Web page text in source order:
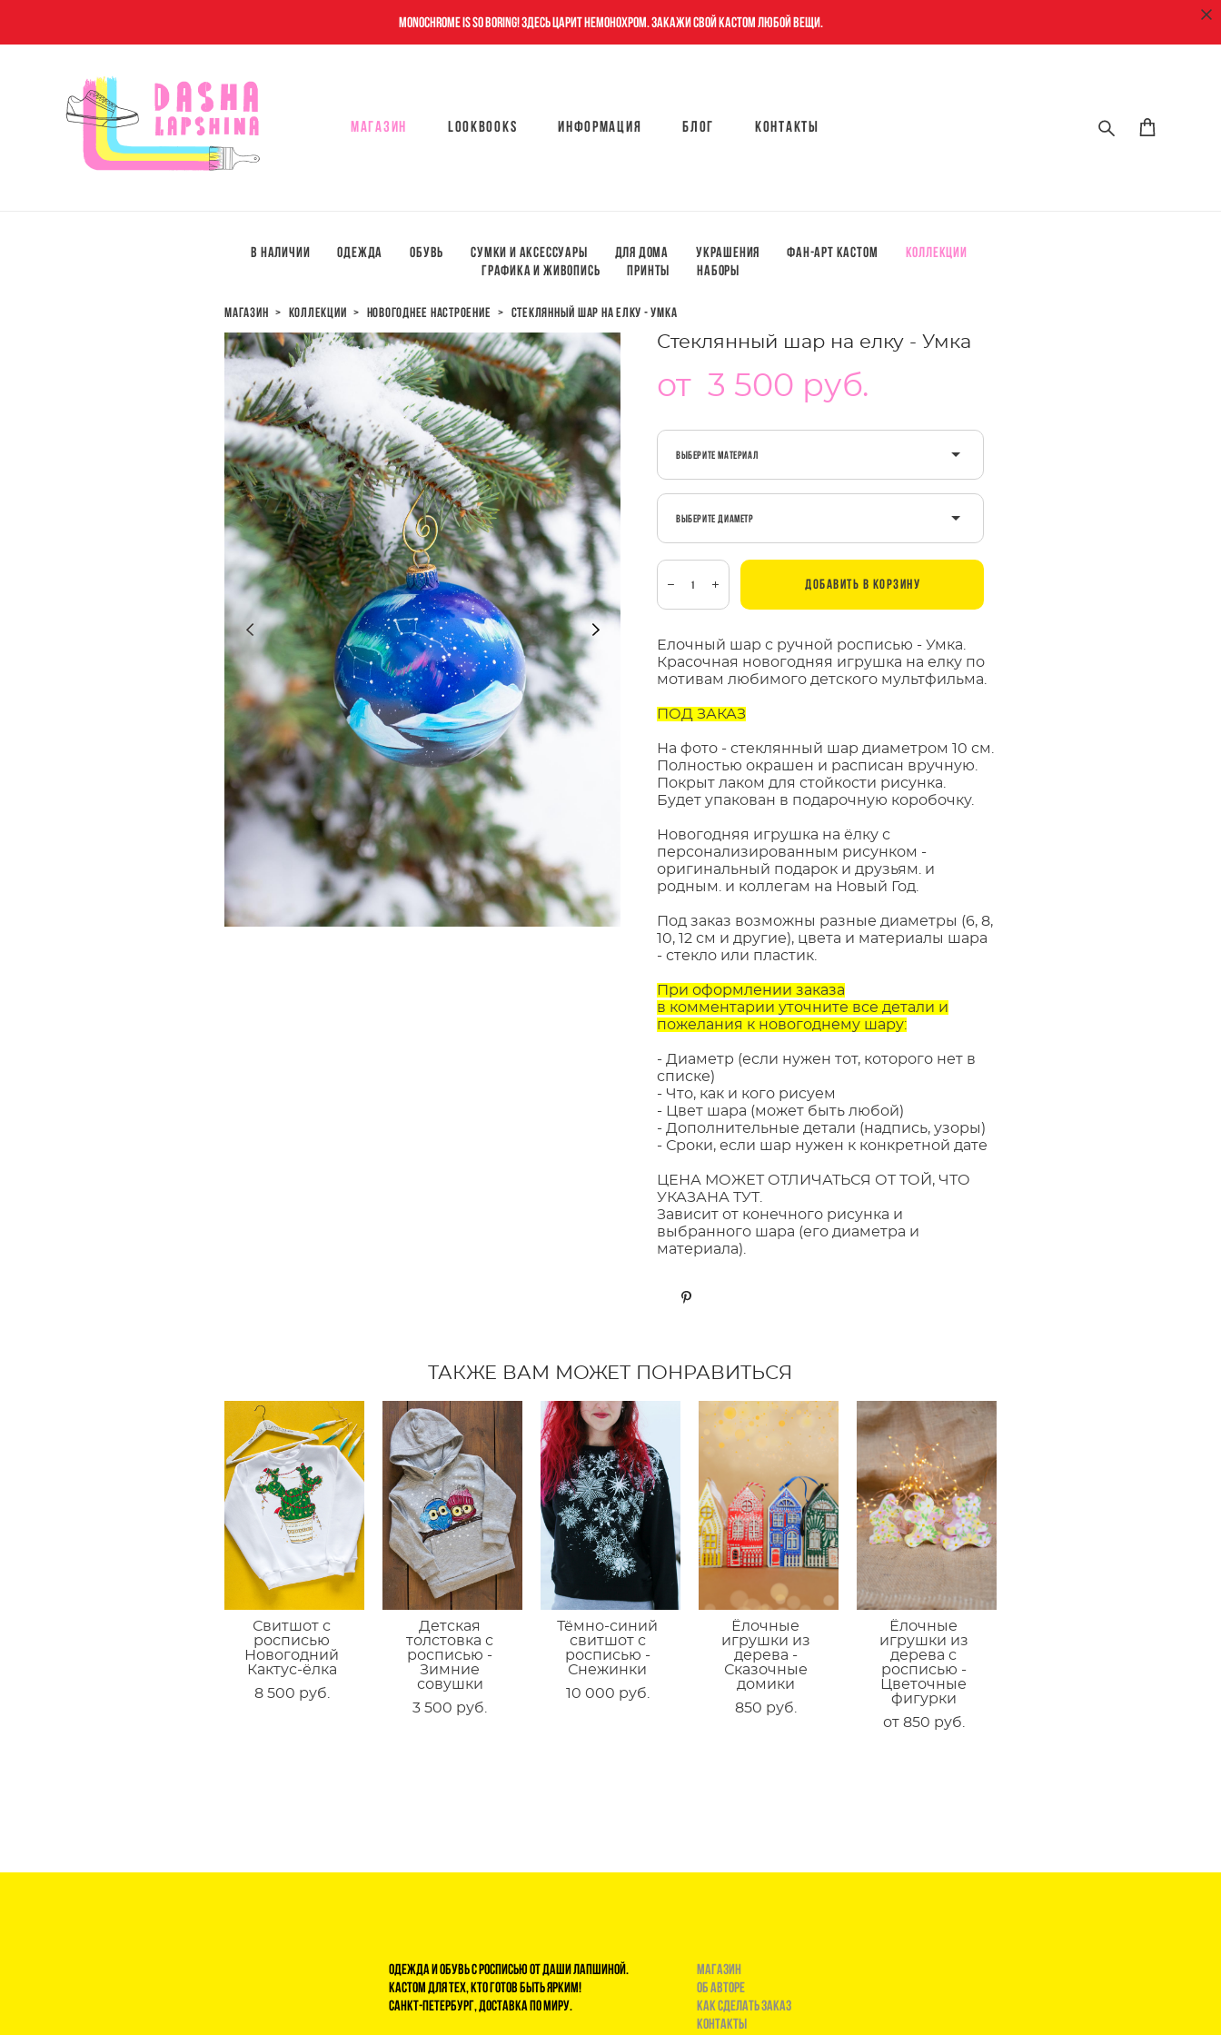
Monochrome is so boring! Здесь царит немонохром. Закажи свой кастом любой вещи.
МАГАЗИН Lookbooks Информация Блог Контакты
В наличии Одежда Обувь Сумки и аксессуары Для дома Украшения Фан-арт кастом
Коллекции
ГРАФИКА И ЖИВОПИСЬ
ПРИНТЫ НАБОРЫ
магазин > коллекции > новогоднее настроение > стеклянный шар на елку - умка
Стеклянный шар на елку - Умка
от 3 500 pуб.
Выберите Материал
Выберите Диаметр
ДОБАВИТЬ В КОРЗИНУ
Елочный шар с ручной росписью - Умка.
Красочная новогодняя игрушка на елку по
мотивам любимого детского мультфильма.
ПОД ЗАКАЗ
На фото - стеклянный шар диаметром 10 см.
Полностью окрашен и расписан вручную.
Покрыт лаком для стойкости рисунка.
Будет упакован в подарочную коробочку.
Новогодняя игрушка на ёлку с
персонализированным рисунком -
оригинальный подарок и друзьям. и
родным. и коллегам на Новый Год.
Под заказ возможны разные диаметры (6, 8,
10, 12 см и другие), цвета и материалы шара
- стекло или пластик.
При оформлении заказа
в комментарии уточните все детали и
пожелания к новогоднему шару:
- Диаметр (если нужен тот, которого нет в
списке)
- Что, как и кого рисуем
- Цвет шара (может быть любой)
- Дополнительные детали (надпись, узоры)
- Сроки, если шар нужен к конкретной дате
ЦЕНА МОЖЕТ ОТЛИЧАТЬСЯ ОТ ТОЙ, ЧТО
УКАЗАНА ТУТ.
Зависит от конечного рисунка и
выбранного шара (его диаметра и
материала).
ТАКЖЕ ВАМ МОЖЕТ ПОНРАВИТЬСЯ
Свитшот с
росписью
Новогодний
Кактус-ёлка
8 500 pуб.
Детская
толстовка с
росписью -
Зимние
совушки
3 500 pуб.
Тёмно-синий
свитшот с
росписью -
Снежинки
10 000 pуб.
Ёлочные
игрушки из
дерева -
Сказочные
домики
850 pуб.
Ёлочные
игрушки из
дерева с
росписью -
Цветочные
фигурки
от 850 pуб.
Одежда и обувь с росписью от Даши Лапшиной.
Кастом для тех, кто готов быть ярким!
Санкт-Петербург, доставка по миру.
магазин
Об авторе
Как сделать заказ
Контакты